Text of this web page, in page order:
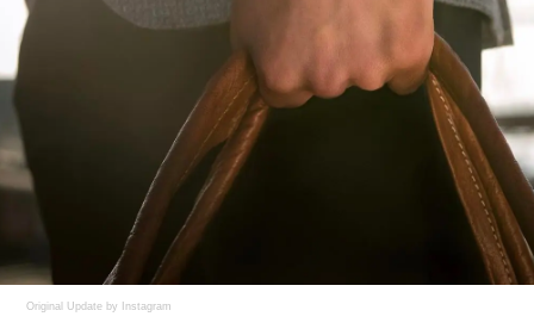
Original Update by Instagram